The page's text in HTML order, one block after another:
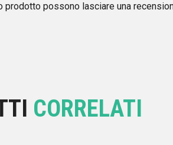
prodotto possono lasciare una
CORRELATI